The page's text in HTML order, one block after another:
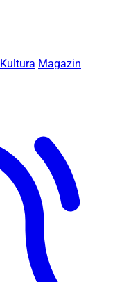
Kultura Magazin